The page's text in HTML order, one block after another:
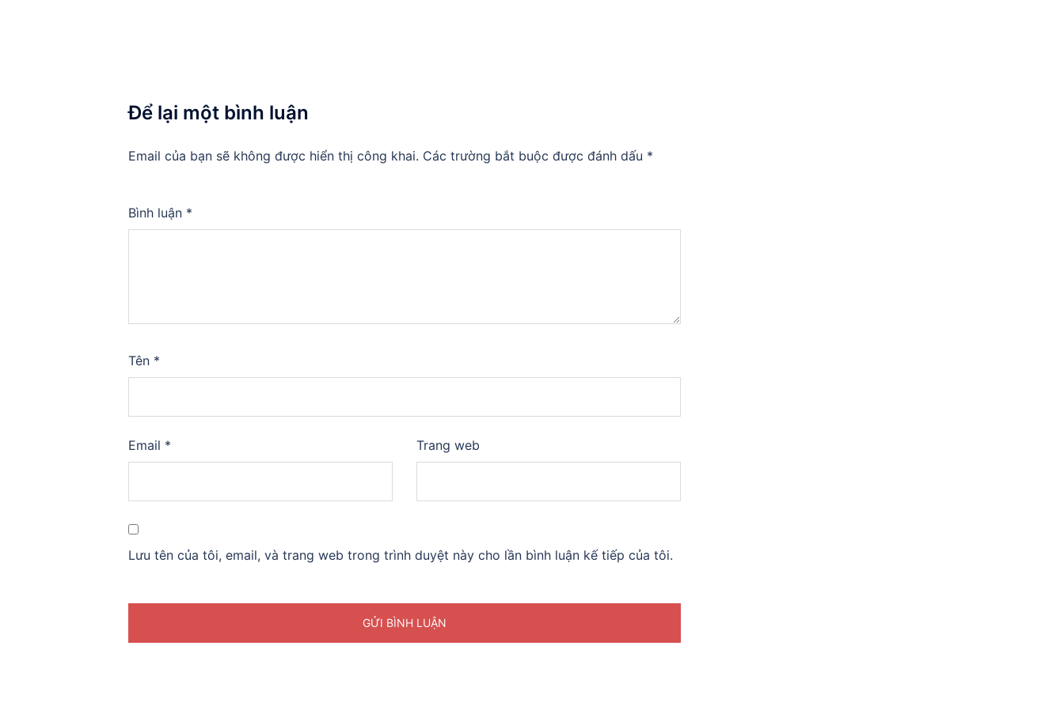
Để lại một bình luận
Email của bạn sẽ không được hiển thị công khai. Các trường bắt buộc được đánh dấu *
Bình luận *
Tên *
Email * Trang web
Lưu tên của tôi, email, và trang web trong trình duyệt này cho lần bình luận kế tiếp của tôi.